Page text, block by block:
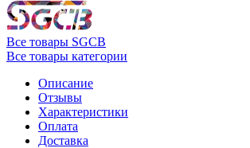
Все товары SGCB
Все товары категории
Описание
Отзывы
Характеристики
Оплата
Доставка